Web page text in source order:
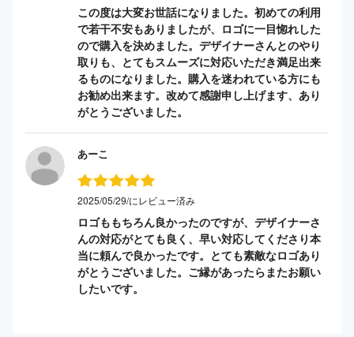
この度は大変お世話になりました。初めての利用
で若干不安もありましたが、ロゴに一目惚れした
ので購入を決めました。デザイナーさんとのやり
取りも、とてもスムーズに対応いただき満足出来
るものになりました。購入を迷われている方にも
お勧め出来ます。改めて感謝申し上げます、あり
がとうございました。
あーこ
2025/05/29/にレビュー済み
ロゴももちろん良かったのですが、デザイナーさ
んの対応がとても良く、早い対応してくださり本
当に頼んで良かったです。とても素敵なロゴあり
がとうございました。ご縁があったらまたお願い
したいです。